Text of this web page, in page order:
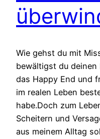
Wie gehst du mit
bewältigst du deinen
das Happy End und
im realen Leben
habe.Doch zum
Scheitern und
aus meinem Alltag